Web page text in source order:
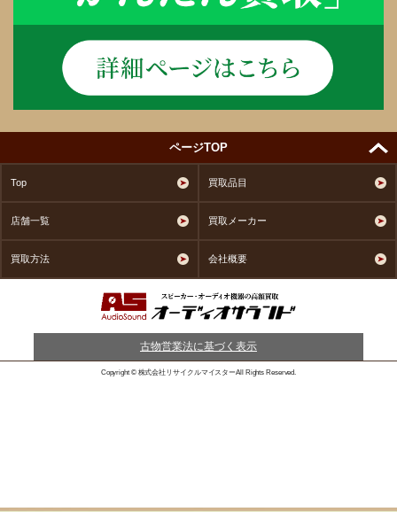
ページTOP
Top 買取品目
店舗一覧 買取メーカー
買取方法 会社概要
古物営業法に基づく表示
Copyright © 株式会社リサイクルマイスターAll Rights Reserved.